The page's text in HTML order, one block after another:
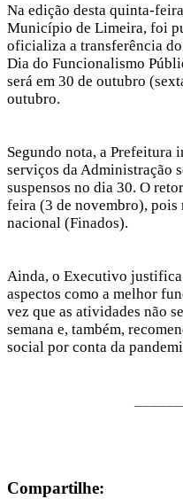
Na edição desta quinta-
Município de Limeira, foi
oficializa a transferência
Dia do Funcionalismo
será em 30 de outubro
outubro.
Segundo nota, a Prefeitura
serviços da Administração
suspensos no dia 30. O
feira (3 de novembro),
nacional (Finados).
Ainda, o Executivo justifica
aspectos como a melhor
vez que as atividades não
semana e, também,
social por conta da
Compartilhe: